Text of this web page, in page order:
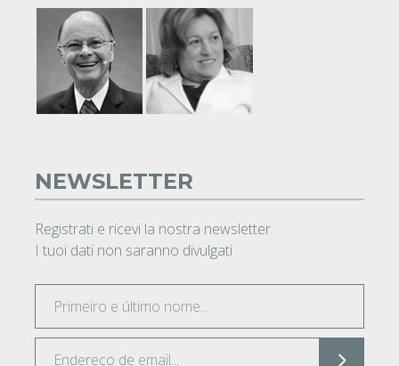
NEWSLETTER
Registrati e ricevi la nostra newsletter.
I tuoi dati non saranno divulgati